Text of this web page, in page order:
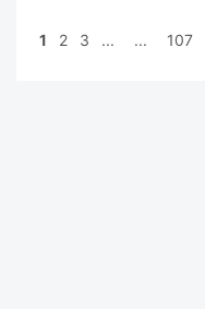
1 2 3 ... ... 107